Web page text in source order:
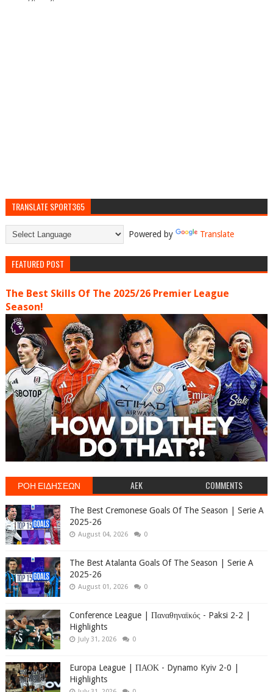
TRANSLATE SPORT365
Powered by Translate
FEATURED POST
The Best Skills Of The 2025/26 Premier League
Season!
ΡΟΗ ΕΙΔΗΣΕΩΝ AEK COMMENTS
The Best Cremonese Goals Of The Season | Serie A
2025-26
August 04, 2026 0
The Best Atalanta Goals Of The Season | Serie A
2025-26
August 01, 2026 0
Conference League | Παναθηναϊκός - Paksi 2-2 |
Highlights
July 31, 2026 0
Europa League | ΠΑΟΚ - Dynamo Kyiv 2-0 |
Highlights